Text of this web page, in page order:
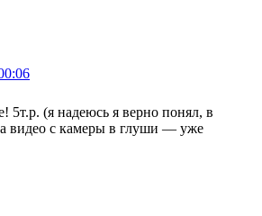
5т.р. (я надеюсь я верно понял, в
видео с камеры в глуши — уже